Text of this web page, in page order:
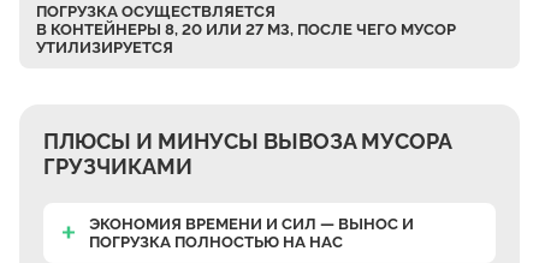
Бритово
Верхнее Велино
Нижнее Велино
Каменное Тяжино
ПОГРУЗКА ОСУЩЕСТВЛЯЕТСЯ
В КОНТЕЙНЕРЫ 8, 20 ИЛИ 27 М3, ПОСЛЕ ЧЕГО МУСОР
УТИЛИЗИРУЕТСЯ
ПЛЮСЫ И МИНУСЫ ВЫВОЗА МУСОРА
ГРУЗЧИКАМИ
ЭКОНОМИЯ ВРЕМЕНИ И СИЛ — ВЫНОС И
ПОГРУЗКА ПОЛНОСТЬЮ НА НАС